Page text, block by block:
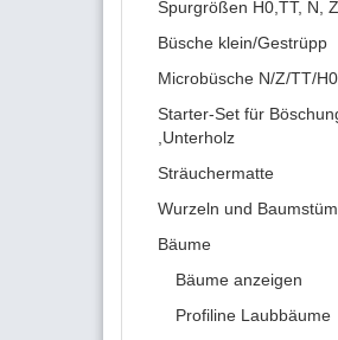
Spurgrößen H0,TT, N,
Büsche klein/Gestrüpp
Microbüsche N/Z/TT/H0
Starter-Set für
,Unterholz
Sträuchermatte
Wurzeln und
Bäume
Bäume anzeigen
Profiline Laubbäume